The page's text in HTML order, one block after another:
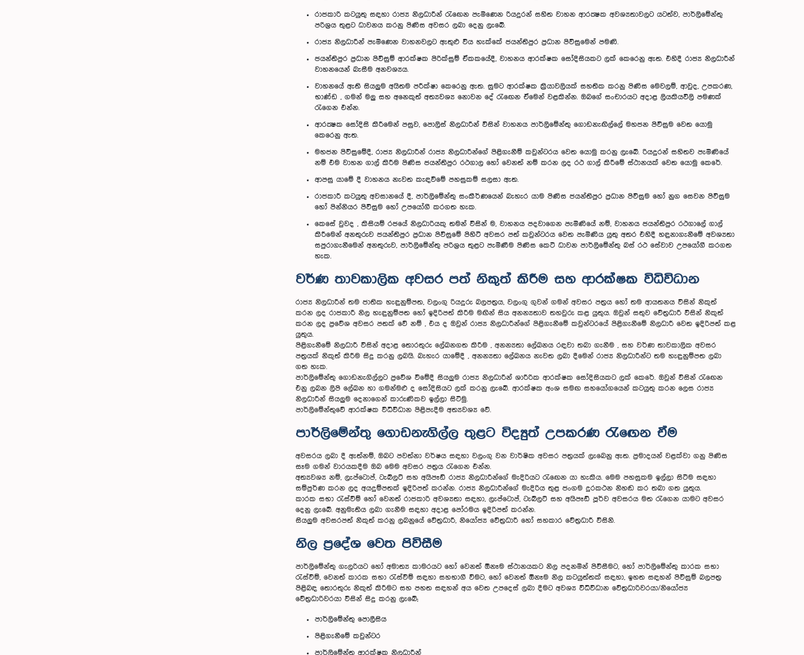
රාජකාරි කටයුතු සඳහා රාජ්‍ය නිලධාරීන් රැඟෙන පැමිණෙන රියදුරන් සහිත වාහන ආරක්‍ෂක අවශ්‍යතාවලට යටත්ව, පාර්ලිමේන්තු
පරිශ්‍රය තුළට ධාවනය කරනු පිණිස අවසර ලබා දෙනු ලැබේ.
රාජ්‍ය නිලධාරීන් පැමිණෙන වාහනවලට ඇතුළු විය හැක්කේ ජයන්තිපුර ප්‍රධාන පිවිසුමෙන් පමණි.
ජයන්තිපුර ප්‍රධාන පිවිසුම් ආරක්ෂක පිරික්සුම් ඒකකයේදී, වාහනය ආරක්ෂක සෝදිසියකට ලක් කෙරෙනු ඇත. එහිදී රාජ්‍ය නිලධාරීන්
වාහනයෙන් බැසීම අනවශ්‍යය.
වාහනයේ ඇති සියලුම අයිතම පරීක්ෂා කෙරෙනු ඇත. සුමට ආරක්ෂක ක්‍රියාවලියක් සහතික කරනු පිණිස මෙවලම්, ආවුද, උපකරණ,
භාණ්ඩ , ගමන් මලු සහ අනෙකුත් අත්‍යවශ්‍ය නොවන දේ රැඟෙන ඒමෙන් වළකින්න. ඔබගේ සංචාරයට අදාළ ලියකියවිලි පමණක්
රැගෙන එන්න.
ආරක්‍ෂක සෝදිසි කිරීමෙන් පසුව, පොලිස් නිලධාරීන් විසින් වාහනය පාර්ලිමේන්තු ගොඩනැඟිල්ලේ මහජන පිවිසුම වෙත යොමු
කෙරෙනු ඇත.
මහජන පිවිසුමේදී, රාජ්‍ය නිලධාරීන් රාජ්‍ය නිලධාරීන්ගේ පිළිගැනීම් කවුන්ටරය වෙත යොමු කරනු ලැබේ. රියදුරන් සහිතව පැමිණියේ
නම් එම වාහන ගාල් කිරීම පිණිස ජයන්තිපුර රථගාල හෝ වෙනත් නම් කරන ලද රථ ගාල් කිරීමේ ස්ථානයක් වෙත යොමු කෙරේ.
ආපසු යාමේ දී වාහනය නැවත කැඳවීමේ පහසුකම් සලසා ඇත.
රාජකාරී කටයුතු අවසානයේ දී, පාර්ලිමේන්තු සංකීර්ණයෙන් බැහැර යාම පිණිස ජයන්තිපුර ප්‍රධාන පිවිසුම හෝ නුග සෙවන පිවිසුම
හෝ පින්නියර පිවිසුම හෝ උපයෝගී කරගත හැක.
කෙසේ වුවද , කිසියම් රජයේ නිලධාරියකු තමන් විසින් ම, වාහනය පදවාගෙන පැමිණියේ නම්, වාහනය ජයන්තිපුර රථගාලේ ගාල්
කිරීමෙන් අනතුරුව ජයන්තිපුර ප්‍රධාන පිවිසුමේ පිහිටි අවසර පත් කවුන්ටරය වෙත පැමිණිය යුතු අතර එහිදී හඳුනාගැනීමේ අවශ්‍යතා
සපුරාගැනීමෙන් අනතුරුව, පාර්ලිමේන්තු පරිශ්‍රය තුළට පැමිණීම පිණිස කෙටි ධාවන පාර්ලිමේන්තු බස් රථ සේවාව උපයෝගී කරගත
හැක.
වර්ණ තාවකාලික අවසර පත් නිකුත් කිරීම සහ ආරක්ෂක විධිවිධාන
රාජ්‍ය නිලධාරීන් තම ජාතික හැඳුනුම්පත, වලංගු රියදුරු බලපත්‍රය, වලංගු ගුවන් ගමන් අවසර පත්‍රය හෝ තම ආයතනය විසින් නිකුත්
කරන ලද රාජකාරී නිල හැඳුනුම්පත හෝ ඉදිරිපත් කිරීම මඟින් සිය අනන්‍යතාව තහවුරු කළ යුතුය. ඔවුන් සතුව වේත්‍රධාරී විසින් නිකුත්
කරන ලද ප්‍රවේශ අවසර පතක් වේ නම් , එය ද ඔවුන් රාජ්‍ය නිලධාරීන්ගේ පිළිගැනීමේ කවුන්ටරයේ පිළිගැනීමේ නිලධාරී වෙත ඉදිරිපත් කළ
යුතුය.
පිළිගැනීමේ නිලධාරී විසින් අදාළ තොරතුරු ලේඛනගත කිරීම , අනන්‍යතා ලේඛනය රඳවා තබා ගැනීම , සහ වර්ණ තාවකාලික අවසර
පත්‍රයක් නිකුත් කිරීම සිදු කරනු ලබයි. බැහැර යාමේදී , අනන්‍යතා ලේඛනය නැවත ලබා දීමෙන් රාජ්‍ය නිලධාරීන්ට තම හැඳුනුම්පත ලබා
ගත හැක.
පාර්ලිමේන්තු ගොඩනැගිල්ලට ප්‍රවේශ වීමේදී සියලුම රාජ්‍ය නිලධාරීන් ශාරීරික ආරක්ෂක සෝදිසියකට ලක් කෙරේ. ඔවුන් විසින් රැඟෙන
එනු ලබන ලිපි ලේඛන හා ගමන්මළු ද සෝදිසියට ලක් කරනු ලැබේ. ආරක්ෂක අංශ සමඟ සහයෝගයෙන් කටයුතු කරන ලෙස රාජ්‍ය
නිලධාරීන් සියලුම දෙනාගෙන් කාරුණිකව ඉල්ලා සිටිමු.
පාර්ලිමේන්තුවේ ආරක්ෂක විධිවිධාන පිළිපැදීම අත්‍යවශ්‍ය වේ.
පාර්ලිමේන්තු ගොඩනැගිල්ල තුළට විද්‍යුත් උපකරණ රැඟෙන ඒම
අවසරය ලබා දී ඇත්නම්, ඔබට පවත්නා වර්ෂය සඳහා වලංගු වන වාර්ෂික අවසර පත්‍රයක් ලැබෙනු ඇත. ප්‍රමාදයන් වළක්වා ගනු පිණිස
සෑම ගමන් වාරයකදීම ඔබ මෙම අවසර පත්‍රය රැගෙන එන්න.
අත්‍යවශ්‍ය නම්, ලැප්ටොප්, ටැබ්ලට් සහ අයිපෑඩ් රාජ්‍ය නිලධාරීන්ගේ මැදිරියට රැඟෙන යා හැකිය. මෙම පහසුකම ඉල්ලා සිටීම සඳහා
සම්පුර්ණ කරන ලද අයදුම්පතක් ඉදිරිපත් කරන්න. රාජ්‍ය නිලධාරීන්ගේ මැදිරිය තුළ ජංගම දුරකථන නිහඬ කර තබා ගත යුතුය.
කාරක සභා රැස්වීම් හෝ වෙනත් රාජකාරි අවශ්‍යතා සඳහා, ලැප්ටොප්, ටැබ්ලට් සහ අයිපෑඩ් පූර්ව අවසරය මත රැගෙන යාමට අවසර
දෙනු ලැබේ. අනුමැතිය ලබා ගැනීම සඳහා අදාළ පෝරමය ඉදිරිපත් කරන්න.
සියලුම අවසරපත් නිකුත් කරනු ලබනුයේ වේත්‍රධාරී, නියෝජ්‍ය වේත්‍රධාරී හෝ සහකාර වේත්‍රධාරී විසිනි.
නිල ප්‍රදේශ වෙත පිවිසීම
පාර්ලිමේන්තු ගැලරියට හෝ අමාත්‍ය කාමරයට හෝ වෙනත් ඕනෑම ස්ථානයකට නිල පදනමින් පිවිසීමට, හෝ පාර්ලිමේන්තු කාරක සභා
රැස්වීම්, වෙනත් කාරක සභා රැස්වීම් සඳහා සහභාගී වීමට, හෝ වෙනත් ඕනෑම නිල කටයුත්තක් සඳහා, ඉහත සඳහන් පිවිසුම් බලපත්‍ර
පිළිබඳ තොරතුරු නිකුත් කිරීමට සහ පහත සඳහන් අය වෙත උපදෙස් ලබා දීමට අවශ්‍ය විධිවිධාන වේත්‍රධාරිවරයා/නියෝජ්‍ය
වේත්‍රධාරිවරයා විසින් සිදු කරනු ලැබේ;
පාර්ලිමේන්තු පොලීසිය
පිළිගැනීමේ කවුන්ටර
පාර්ලිමේන්තු ආරක්ෂක නිලධාරීන්